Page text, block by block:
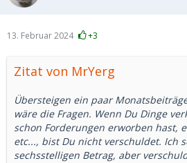
13. Februar 2024 +3
Zitat von MrYerg
Übersteigen ein paar
wäre die Fragen. Wenn Du Dinge
schon Forderungen erworben hast,
etc..., bist Du nicht verschuldet. Ich
sechsstelligen Betrag, aber